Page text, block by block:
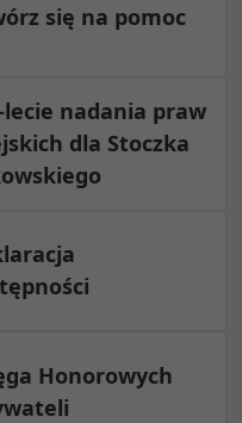
się na pomoc
lecie nadania praw
dla Stoczka
Honorowych